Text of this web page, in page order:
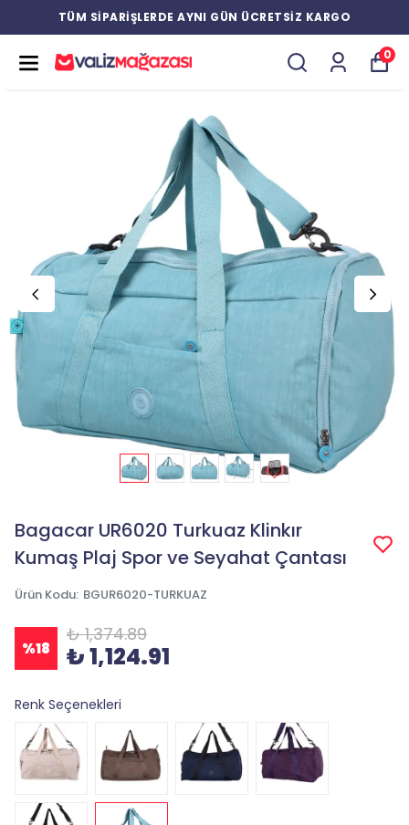
TÜM SİPARİŞLERDE AYNI GÜN ÜCRETSİZ KARGO
0
Bagacar UR6020 Turkuaz Klinkır
Kumaş Plaj Spor ve Seyahat Çantası
Ürün Kodu: BGUR6020-TURKUAZ
%18
₺ 1,374.89
₺ 1,124.91
Renk Seçenekleri